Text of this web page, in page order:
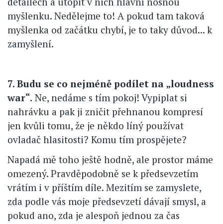
myšlenku. Nedělejme to! A pokud tam taková
myšlenka od začátku chybí, je to taky důvod... k
zamyšlení.
7. Budu se co nejméně podílet na „loudness
war“. Ne, nedáme s tím pokoj! Vypiplat si
nahrávku a pak ji zničit přehnanou kompresí
jen kvůli tomu, že je někdo líný používat
ovladač hlasitosti? Komu tím prospějete?
Napadá mě toho ještě hodně, ale prostor máme
omezený. Pravděpodobně se k předsevzetím
vrátím i v příštím díle. Mezitím se zamyslete,
zda podle vás moje předsevzetí dávají smysl, a
pokud ano, zda je alespoň jednou za čas